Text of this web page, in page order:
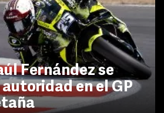
Fernández se
en el GP